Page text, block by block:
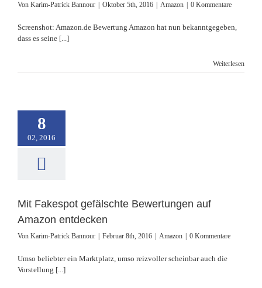
Von Karim-Patrick Bannour Oktober 5th, 2016 Amazon 0 Kommentare
Screenshot: Amazon.de Bewertung Amazon hat nun bekanntgegeben,
dass es seine [...]
Weiterlesen
8
02, 2016
gefälschte
Mit Fakespot gefälschte Bewertungen auf
Amazon entdecken
Von Karim-Patrick Bannour Februar 8th, 2016 Amazon 0 Kommentare
Umso beliebter ein Marktplatz, umso reizvoller scheinbar auch die
Vorstellung [...]